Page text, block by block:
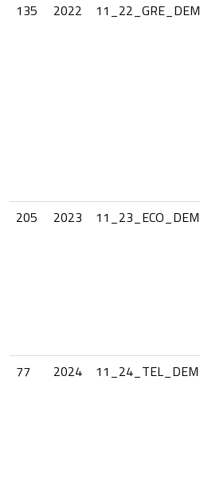
135
2022 11_22_GRE_DEM
205
2023 11_23_ECO_DEM
77
2024 11_24_TEL_DEM